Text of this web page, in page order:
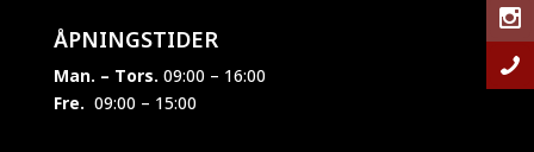
ÅPNINGSTIDER
Man. – Tors. 09:00 – 16:00
Fre. 09:00 – 15:00